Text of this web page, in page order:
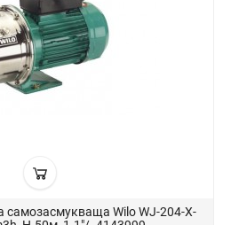
самозасмукваща Wilo WJ-204-X-